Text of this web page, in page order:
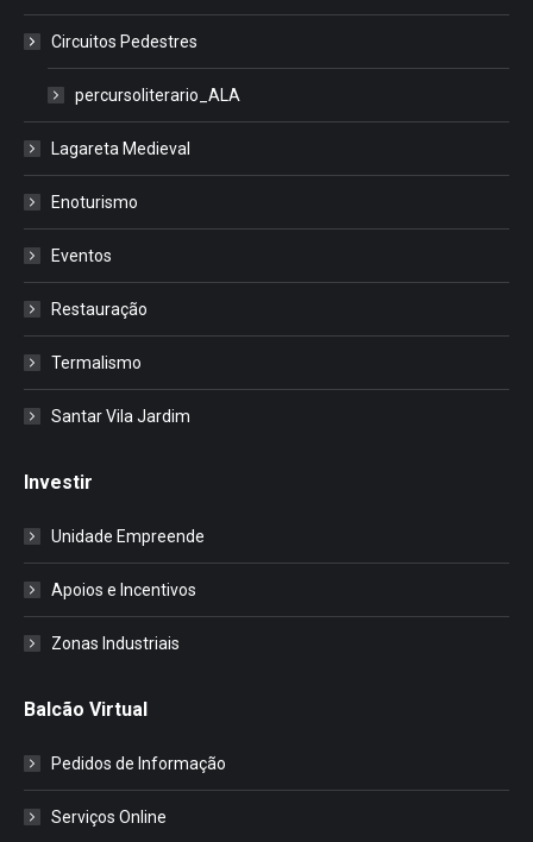
Circuitos Pedestres
percursoliterario_ALA
Lagareta Medieval
Enoturismo
Eventos
Restauração
Termalismo
Santar Vila Jardim
Investir
Unidade Empreende
Apoios e Incentivos
Zonas Industriais
Balcão Virtual
Pedidos de Informação
Serviços Online